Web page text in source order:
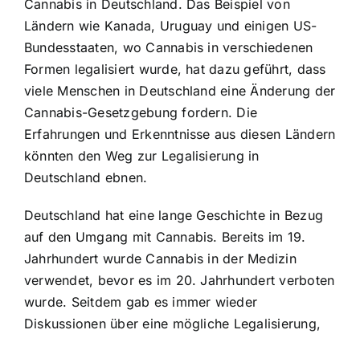
Cannabis in Deutschland. Das Beispiel von
Ländern wie Kanada, Uruguay und einigen US-
Bundesstaaten, wo Cannabis in verschiedenen
Formen legalisiert wurde, hat dazu geführt, dass
viele Menschen in Deutschland eine Änderung der
Cannabis-Gesetzgebung fordern. Die
Erfahrungen und Erkenntnisse aus diesen Ländern
könnten den Weg zur Legalisierung in
Deutschland ebnen.
Deutschland hat eine lange Geschichte in Bezug
auf den Umgang mit Cannabis. Bereits im 19.
Jahrhundert wurde Cannabis in der Medizin
verwendet, bevor es im 20. Jahrhundert verboten
wurde. Seitdem gab es immer wieder
Diskussionen über eine mögliche Legalisierung,